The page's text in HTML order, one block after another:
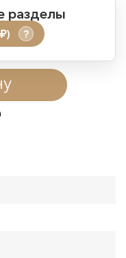
разделы
руб.) ?
00:01
23:59